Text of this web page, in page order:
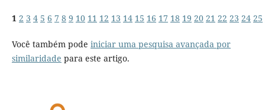
1 2 3 4 5 6 7 8 9 10 11 12 13 14 15 16 17 18 19 20 21 22 23 24 25
Você também pode iniciar uma pesquisa avançada por
similaridade para este artigo.